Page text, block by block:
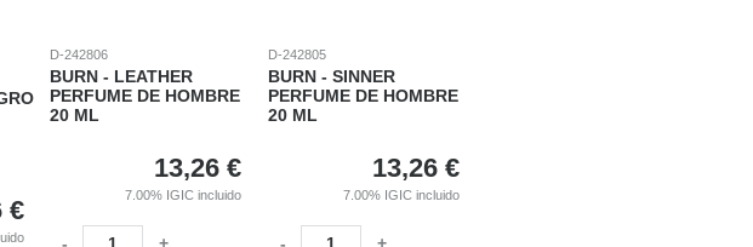
€
D-242806
BURN - LEATHER
PERFUME DE HOMBRE
20 ML
13,26 €
7.00% IGIC incluido
- +
D-242805
BURN - SINNER
PERFUME DE HOMBRE
20 ML
13,26 €
7.00% IGIC incluido
- +